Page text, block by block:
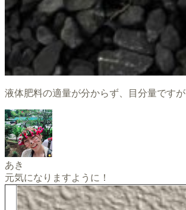
液体肥料の適量が分からず、目分量ですが
あき
元気になりますように！